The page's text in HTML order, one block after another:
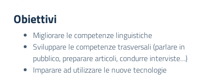
Obiettivi
Migliorare le competenze linguistiche
Sviluppare le competenze trasversali (parlare in
pubblico, preparare articoli, condurre interviste…)
Imparare ad utilizzare le nuove tecnologie